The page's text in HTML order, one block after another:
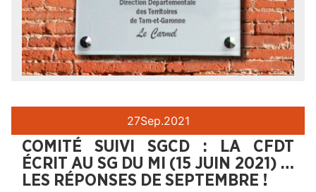
27Sep.2021
COMITÉ SUIVI SGCD : LA CFDT
ÉCRIT AU SG DU MI (15 JUIN 2021) …
LES RÉPONSES DE SEPTEMBRE !